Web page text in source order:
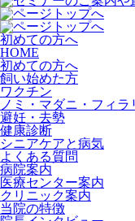
初めての方へ
HOME
初めての方へ
飼い始めた方
ワクチン
ノミ・マダニ・フィラ
避妊・去勢
健康診断
シニアケアと病気
よくある質問
病院案内
医療センター案内
クリニック案内
当院の特徴